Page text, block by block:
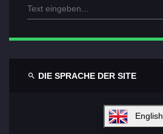
DIE SPRACHE DER SITE
English